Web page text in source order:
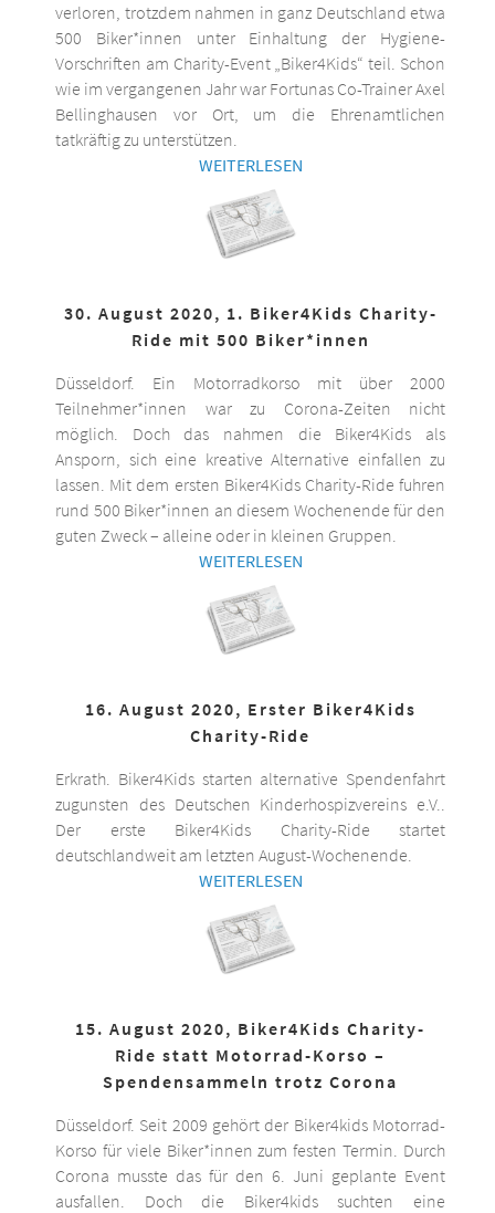
verloren, trotzdem nahmen in ganz Deutschland etwa
500 Biker*innen unter Einhaltung der Hygiene-
Vorschriften am Charity-Event „Biker4Kids“ teil. Schon
wie im vergangenen Jahr war Fortunas Co-Trainer Axel
Bellinghausen vor Ort, um die Ehrenamtlichen
tatkräftig zu unterstützen.
WEITERLESEN
30. August 2020, 1. Biker4Kids Charity-
Ride mit 500 Biker*innen
Düsseldorf. Ein Motorradkorso mit über 2000
Teilnehmer*innen war zu Corona-Zeiten nicht
möglich. Doch das nahmen die Biker4Kids als
Ansporn, sich eine kreative Alternative einfallen zu
lassen. Mit dem ersten Biker4Kids Charity-Ride fuhren
rund 500 Biker*innen an diesem Wochenende für den
guten Zweck – alleine oder in kleinen Gruppen.
WEITERLESEN
16. August 2020, Erster Biker4Kids
Charity-Ride
Erkrath. Biker4Kids starten alternative Spendenfahrt
zugunsten des Deutschen Kinderhospizvereins e.V..
Der erste Biker4Kids Charity-Ride startet
deutschlandweit am letzten August-Wochenende.
WEITERLESEN
15. August 2020, Biker4Kids Charity-
Ride statt Motorrad-Korso –
Spendensammeln trotz Corona
Düsseldorf. Seit 2009 gehört der Biker4kids Motorrad-
Korso für viele Biker*innen zum festen Termin. Durch
Corona musste das für den 6. Juni geplante Event
ausfallen. Doch die Biker4kids suchten eine